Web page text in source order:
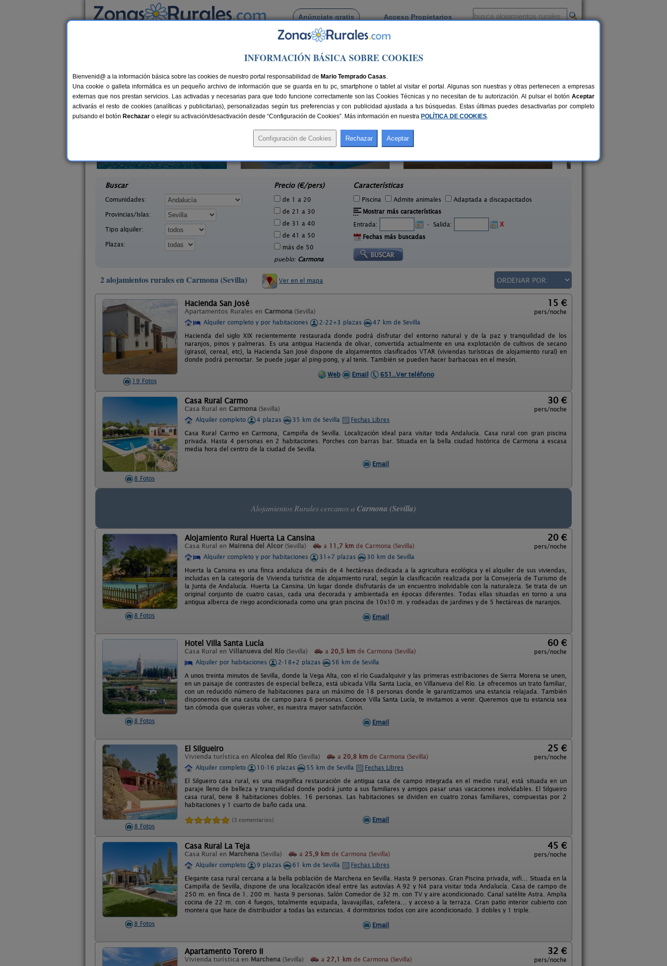
Anúnciate gratis Acceso Propietarios
Busca por pueblo
Casas Rurales en Carmona
35 €
Hacienda San José
La Puebla de Cazalla
Buscar
Comunidades:
Provincias/Islas:
Tipo alquiler:
Plazas:
Precio (€/pers)
de 1 a 20
de 21 a 30
de 31 a 40
de 41 a 50
más de 50
pueblo: Carmona
Características
Piscina Admite animales
Adaptada a discapacitados
Mostrar más características
Entrada:
- Salida:
X
Fechas más buscadas
2 alojamientos rurales en Carmona (Sevilla) Ver en el mapa
19 Fotos
Hacienda San José
Apartamentos Rurales en Carmona (Sevilla)
15 €
pers/noche
Alquiler completo y por habitaciones
2-22+3 plazas
47 km de Sevilla
Hacienda del siglo XIX recientemente restaurada donde podrá disfrutar del entorno natural y de la paz y tranquilidad de los
naranjos, pinos y palmeras. Es una antigua Hacienda de olivar, convertida actualmente en una explotación de cultivos de secano
(girasol, cereal, etc), la Hacienda San José dispone de alojamientos clasificados VTAR (viviendas turísticas de alojamiento rural) en
donde podrá pernoctar. Se puede jugar al ping-pong, y al tenis. También se pueden hacer barbacoas en el mesón.
Web
Email 651..Ver teléfono
8 Fotos
Casa Rural Carmo
Casa Rural en Carmona (Sevilla)
30 €
pers/noche
Alquiler completo
4 plazas 35 km de Sevilla
Fechas Libres
Casa Rural Carmo en Carmona, Campiña de Sevilla. Localización ideal para visitar toda Andalucía. Casa rural con gran piscina
privada. Hasta 4 personas en 2 habitaciones. Porches con barras bar. Situada en la bella ciudad histórica de Carmona a escasa
media hora del centro de la ciudad de Sevilla.
Email
Alojamientos Rurales cercanos a Carmona (Sevilla)
8 Fotos
Alojamiento Rural Huerta La Cansina
Casa Rural en Mairena del Alcor (Sevilla) a 11,7 km de Carmona (Sevilla)
20 €
pers/noche
Alquiler completo y por habitaciones
31+7 plazas
30 km de Sevilla
Huerta la Cansina es una finca andaluza de más de 4 hectáreas dedicada a la agricultura ecológica y el alquiler de sus viviendas,
incluidas en la categoría de Vivienda turística de alojamiento rural, según la clasificación realizada por la Consejería de Turismo de
la Junta de Andalucía. Huerta La Cansina. Un lugar donde disfrutarás de un encuentro inolvidable con la naturaleza. Se trata de un
original conjunto de cuatro casas, cada una decorada y ambientada en épocas diferentes. Todas ellas situadas en torno a una
antigua alberca de riego acondicionada como una gran piscina de 10x10 m. y rodeadas de jardines y de 5 hectáreas de naranjos.
Email
8 Fotos
Hotel Villa Santa Lucía
Casa Rural en Villanueva del Río (Sevilla) a 20,5 km de Carmona (Sevilla)
60 €
pers/noche
Alquiler por habitaciones
2-18+2 plazas
56 km de Sevilla
A unos treinta minutos de Sevilla, donde la Vega Alta, con el río Guadalquivir y las primeras estribaciones de Sierra Morena se unen,
en un paisaje de contrastes de especial belleza, está ubicada Villa Santa Lucía, en Villanueva del Río. Le ofrecemos un trato familiar,
con un reducido número de habitaciones para un máximo de 18 personas donde le garantizamos una estancia relajada. También
disponemos de una casita de campo para 6 personas. Conoce Villa Santa Lucía, te invitamos a venir. Queremos que tu estancia sea
tan cómoda que quieras volver, es nuestra mayor satisfacción.
Email
8 Fotos
El Silgueiro
Vivienda turística en Alcolea del Río (Sevilla) a 20,8 km de Carmona (Sevilla)
25 €
pers/noche
Alquiler completo
10-16 plazas 55 km de Sevilla
Fechas Libres
El Silgueiro casa rural, es una magnífica restauración de antigua casa de campo integrada en el medio rural, está situada en un
paraje lleno de belleza y tranquilidad donde podrá junto a sus familiares y amigos pasar unas vacaciones inolvidables. El Silgueiro
casa rural, tiene 8 habitaciones dobles. 16 personas. Las habitaciones se dividen en cuatro zonas familiares, compuestas por 2
habitaciones y 1 cuarto de baño cada una.
(3 comentarios) Email
8 Fotos
Casa Rural La Teja
Casa Rural en Marchena (Sevilla) a 25,9 km de Carmona (Sevilla)
45 €
pers/noche
Alquiler completo
9 plazas 61 km de Sevilla
Fechas Libres
Elegante casa rural cercana a la bella población de Marchena en Sevilla. Hasta 9 personas. Gran Piscina privada, wifi... Situada en la
Campiña de Sevilla, dispone de una localización ideal entre las autovías A 92 y N4 para visitar toda Andalucía. Casa de campo de
250 m. en finca de 1. 200 m. hasta 9 personas. Salón Comedor de 32 m. con TV y aire acondicionado. Canal satélite Astra. Amplia
cocina de 22 m. con 4 fuegos, totalmente equipada, lavavajillas, cafetera... y acceso a la terraza. Gran patio interior cubierto con
montera que hace de distribuidor a todas las estancias. 4 dormitorios todos con aire acondicionado. 3 dobles y 1 triple.
Email
Apartamento Torero II
Vivienda turística en Marchena (Sevilla) a 27,1 km de Carmona (Sevilla)
32 €
pers/noche
INFORMACIÓN BÁSICA SOBRE COOKIES
Bienvenid@ a la información básica sobre las cookies de nuestro portal responsabilidad de Mario Temprado Casas.
Una cookie o galleta informática es un pequeño archivo de información que se guarda en tu pc, smartphone o tablet al visitar el portal. Algunas son nuestras y otras pertenecen a empresas
externas que nos prestan servicios. Las activadas y necesarias para que todo funcione correctamente son las Cookies Técnicas y no necesitan de tu autorización. Al pulsar el botón Aceptar
activarás el resto de cookies (analíticas y publicitarias), personalizadas según tus preferencias y con publicidad ajustada a tus búsquedas. Estas últimas puedes desactivarlas por completo
pulsando el botón Rechazar o elegir su activación/desactivación desde “Configuración de Cookies”. Más información en nuestra POLÍTICA DE COOKIES.